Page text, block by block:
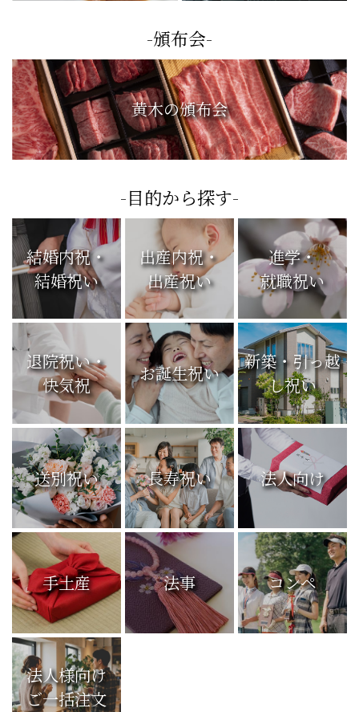
-頒布会-
黄木の頒布会
-目的から探す-
結婚内祝・
結婚祝い
出産内祝・
出産祝い
進学・
就職祝い
退院祝い・
快気祝
お誕生祝い
新築・引っ越
し祝い
送別祝い 長寿祝い 法人向け
手土産 法事 コンペ
法人様向け
ご一括注文